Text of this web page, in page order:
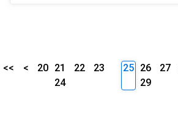
<< < 20 21 22
23
24
25 26 27
29